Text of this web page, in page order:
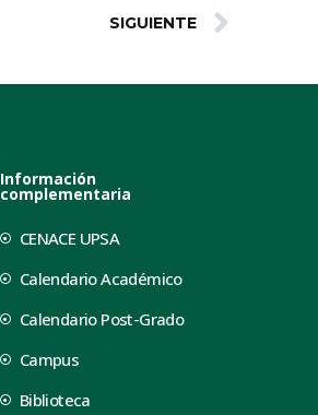
SIGUIENTE
Información
complementaria
CENACE UPSA
Calendario Académico
Calendario Post-Grado
Campus
Biblioteca